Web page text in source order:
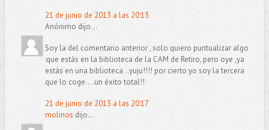
21 de junio de 2013 a las 20:13
Anónimo dijo...
Soy la del comentario anterior , solo quiero puntualizar algo
:que estás en la biblioteca de la CAM de Retiro, pero oye ,ya
estás en una biblioteca ..yuju!!!! por cierto yo soy la tercera
que lo coge....un éxito total!!
21 de junio de 2013 a las 20:17
molinos dijo...